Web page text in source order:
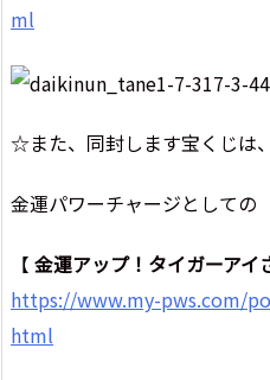
ml
☆また、同封します宝くじは
金運パワーチャージとしての
【 金運アップ！タイガーアイ
https://www.my-pws.com/
html